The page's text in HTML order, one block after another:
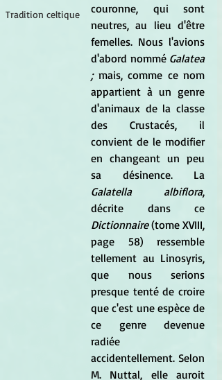
Tradition celtique
couronne, qui sont
neutres, au lieu d'être
femelles. Nous l'avions
d'abord nommé Galatea
; mais, comme ce nom
appartient à un genre
d'animaux de la classe
des Crustacés, il
convient de le modifier
en changeant un peu
Galatella albiflora,
Dictionnaire (tome XVIII,
page 58) ressemble
tellement au Linosyris,
que nous serions
presque tenté de croire
que c'est une espèce de
ce genre devenue
radiée
accidentellement. Selon
M. Nuttal, elle auroit